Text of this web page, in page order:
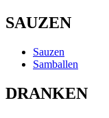
SAUZEN
Sauzen
Samballen
DRANKEN